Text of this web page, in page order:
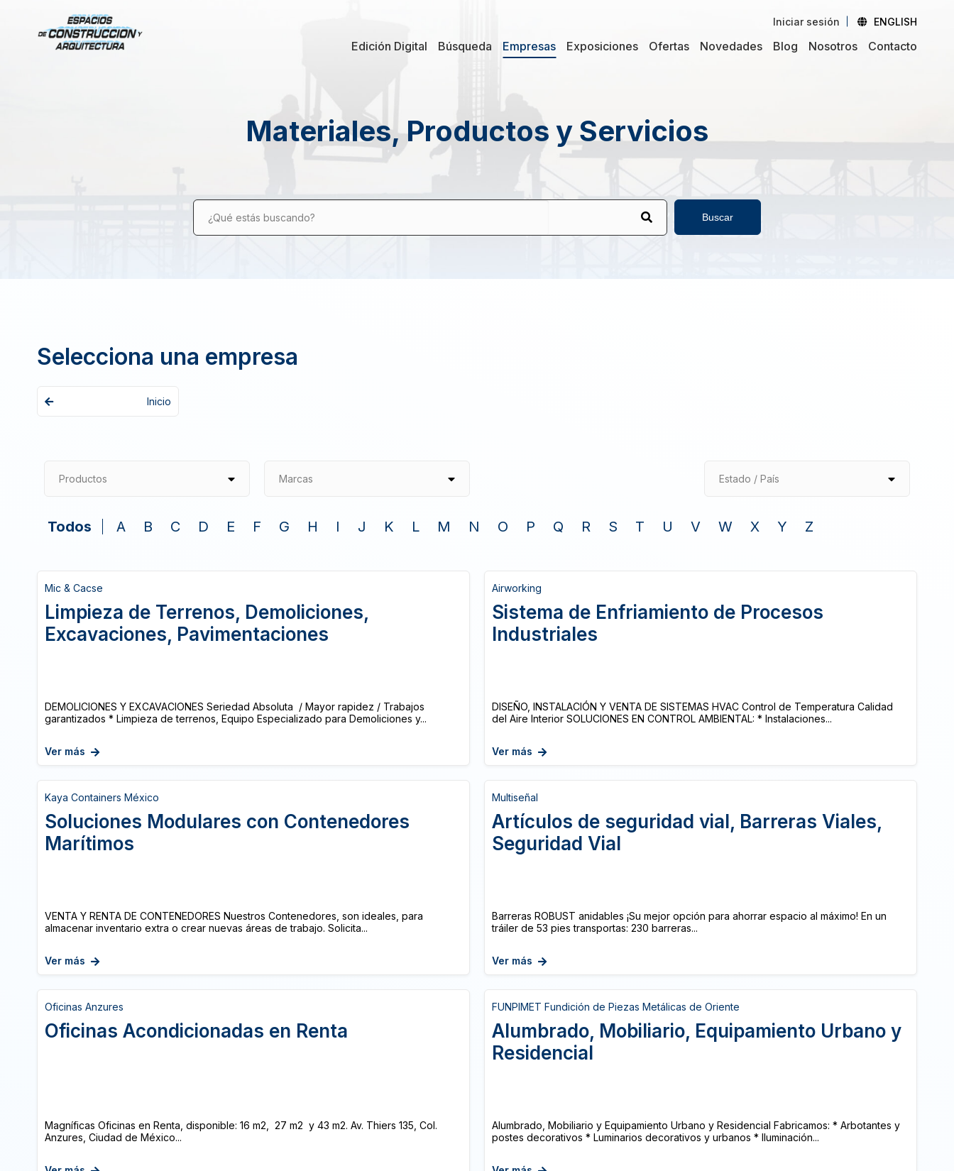
Iniciar sesión ENGLISH
Edición Digital Búsqueda Empresas Exposiciones Ofertas Novedades Blog Nosotros Contacto
Materiales, Productos y Servicios
¿Qué estás buscando? Buscar
Selecciona una empresa
Inicio
Productos Marcas Estado / País
Todos A B C D E F G H I J K L M N O P Q R S T U V W X Y Z
Mic & Cacse
Limpieza de Terrenos, Demoliciones,
Excavaciones, Pavimentaciones
DEMOLICIONES Y EXCAVACIONES Seriedad Absoluta / Mayor rapidez / Trabajos
garantizados * Limpieza de terrenos, Equipo Especializado para Demoliciones y...
Ver más
Airworking
Sistema de Enfriamiento de Procesos
Industriales
DISEÑO, INSTALACIÓN Y VENTA DE SISTEMAS HVAC Control de Temperatura Calidad
del Aire Interior SOLUCIONES EN CONTROL AMBIENTAL: * Instalaciones...
Ver más
Kaya Containers México
Soluciones Modulares con Contenedores
Marítimos
VENTA Y RENTA DE CONTENEDORES Nuestros Contenedores, son ideales, para
almacenar inventario extra o crear nuevas áreas de trabajo. Solicita...
Ver más
Multiseñal
Artículos de seguridad vial, Barreras Viales,
Seguridad Vial
Barreras ROBUST anidables ¡Su mejor opción para ahorrar espacio al máximo! En un
tráiler de 53 pies transportas: 230 barreras...
Ver más
Oficinas Anzures
Oficinas Acondicionadas en Renta
Magníficas Oficinas en Renta, disponible: 16 m2, 27 m2 y 43 m2. Av. Thiers 135, Col.
Anzures, Ciudad de México...
FUNPIMET Fundición de Piezas Metálicas de Oriente
Alumbrado, Mobiliario, Equipamiento Urbano y
Residencial
Alumbrado, Mobiliario y Equipamiento Urbano y Residencial Fabricamos: * Arbotantes y
postes decorativos * Luminarios decorativos y urbanos * Iluminación...